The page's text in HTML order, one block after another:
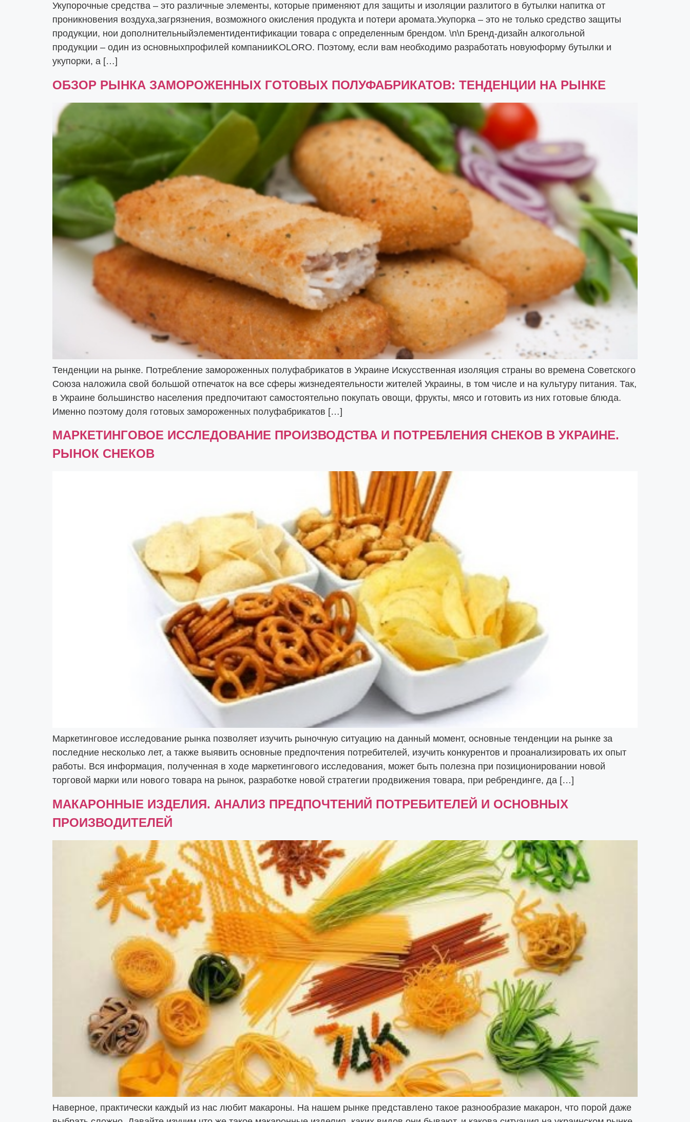
Укупорочные средства – это различные элементы, которые применяют для защиты и изоляции разлитого в бутылки напитка от
проникновения воздуха,загрязнения, возможного окисления продукта и потери аромата.Укупорка – это не только средство защиты
продукции, нои дополнительныйэлементидентификации товара с определенным брендом. \n\n Бренд-дизайн алкогольной
продукции – один из основныхпрофилей компанииKOLORO. Поэтому, если вам необходимо разработать новуюформу бутылки и
укупорки, а […]
ОБЗОР РЫНКА ЗАМОРОЖЕННЫХ ГОТОВЫХ ПОЛУФАБРИКАТОВ: ТЕНДЕНЦИИ НА РЫНКЕ
Тенденции на рынке. Потребление замороженных полуфабрикатов в Украине Искусственная изоляция страны во времена Советского
Союза наложила свой большой отпечаток на все сферы жизнедеятельности жителей Украины, в том числе и на культуру питания. Так,
в Украине большинство населения предпочитают самостоятельно покупать овощи, фрукты, мясо и готовить из них готовые блюда.
Именно поэтому доля готовых замороженных полуфабрикатов […]
МАРКЕТИНГОВОЕ ИССЛЕДОВАНИЕ ПРОИЗВОДСТВА И ПОТРЕБЛЕНИЯ СНЕКОВ В УКРАИНЕ.
РЫНОК СНЕКОВ
Маркетинговое исследование рынка позволяет изучить рыночную ситуацию на данный момент, основные тенденции на рынке за
последние несколько лет, а также выявить основные предпочтения потребителей, изучить конкурентов и проанализировать их опыт
работы. Вся информация, полученная в ходе маркетингового исследования, может быть полезна при позиционировании новой
торговой марки или нового товара на рынок, разработке новой стратегии продвижения товара, при ребрендинге, да […]
МАКАРОННЫЕ ИЗДЕЛИЯ. АНАЛИЗ ПРЕДПОЧТЕНИЙ ПОТРЕБИТЕЛЕЙ И ОСНОВНЫХ
ПРОИЗВОДИТЕЛЕЙ
Наверное, практически каждый из нас любит макароны. На нашем рынке представлено такое разнообразие макарон, что порой даже